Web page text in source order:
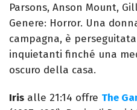
Parsons, Anson Mount,
Genere: Horror. Una
campagna, è
inquietanti finché una
oscuro della casa.
Iris alle 21:14 offre The